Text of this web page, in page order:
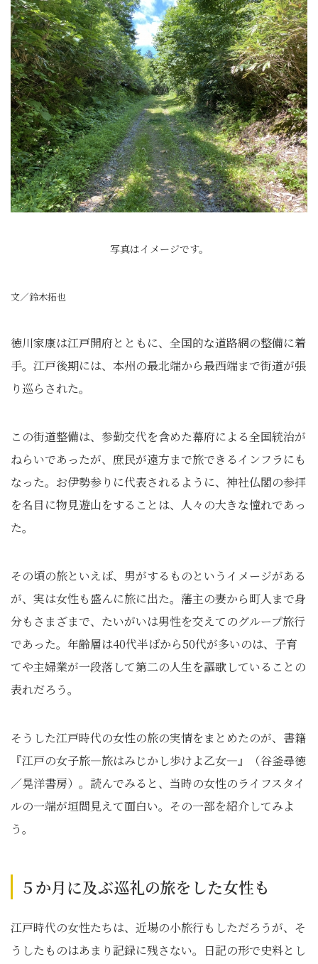
写真はイメージです。
文／鈴木拓也
徳川家康は江戸開府とともに、全国的な道路網の整備に着
手。江戸後期には、本州の最北端から最西端まで街道が張
り巡らされた。
この街道整備は、参勤交代を含めた幕府による全国統治が
ねらいであったが、庶民が遠方まで旅できるインフラにも
なった。お伊勢参りに代表されるように、神社仏閣の参拝
を名目に物見遊山をすることは、人々の大きな憧れであっ
た。
その頃の旅といえば、男がするものというイメージがある
が、実は女性も盛んに旅に出た。藩主の妻から町人まで身
分もさまざまで、たいがいは男性を交えてのグループ旅行
であった。年齢層は40代半ばから50代が多いのは、子育
てや主婦業が一段落して第二の人生を謳歌していることの
表れだろう。
そうした江戸時代の女性の旅の実情をまとめたのが、書籍
『江戸の女子旅―旅はみじかし歩けよ乙女―』（谷釜尋徳
／晃洋書房）。読んでみると、当時の女性のライフスタイ
ルの一端が垣間見えて面白い。その一部を紹介してみよ
う。
５か月に及ぶ巡礼の旅をした女性も
江戸時代の女性たちは、近場の小旅行もしただろうが、そ
うしたものはあまり記録に残さない。日記の形で史料とし